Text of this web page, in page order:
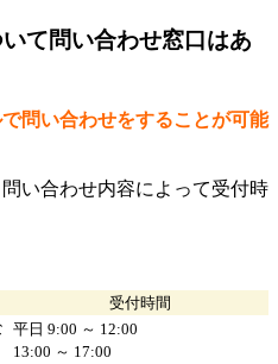
て問い合わせ窓口はあ
問い合わせをすることが可能
い合わせ内容によって受付時
受付時間
平日 9:00 ～ 12:00
13:00 ～ 17:00